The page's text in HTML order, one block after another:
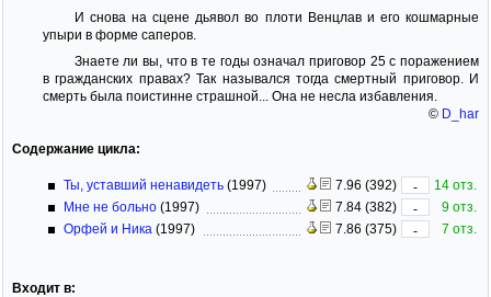
И снова на сцене дьявол во плоти Венцлав и его кошмарные
упыри в форме саперов.
Знаете ли вы, что в те годы означал приговор 25 с поражением
в гражданских правах? Так назывался тогда смертный приговор. И
смерть была поистинне страшной... Она не несла избавления.
© D_har
Содержание цикла:
Ты, уставший ненавидеть (1997) 7.96 (392) -
14 отз.
Мне не больно (1997) 7.84 (382) -
9 отз.
Орфей и Ника (1997) 7.86 (375) - 7 отз.
Входит в: